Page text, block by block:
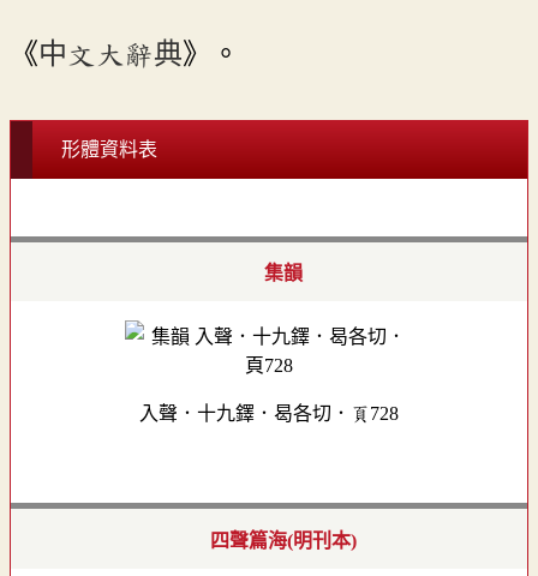
《中文大辭典》。
形體資料表
集韻
入聲．十九鐸．曷各切．頁728
四聲篇海(明刊本)